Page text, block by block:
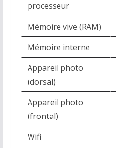
processeur
Mémoire vive (RAM)
Mémoire interne
Appareil photo
(dorsal)
Appareil photo
(frontal)
Wifi